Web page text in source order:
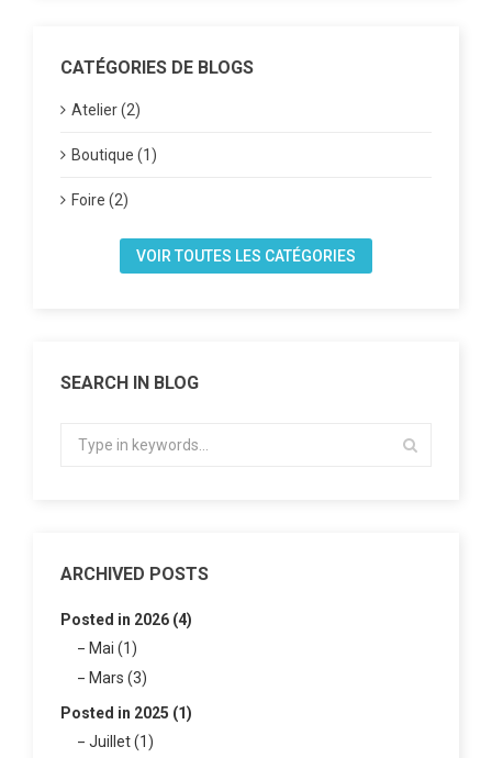
CATÉGORIES DE BLOGS
Atelier (2)
Boutique (1)
Foire (2)
VOIR TOUTES LES CATÉGORIES
SEARCH IN BLOG
ARCHIVED POSTS
Posted in 2026 (4)
Mai (1)
Mars (3)
Posted in 2025 (1)
Juillet (1)